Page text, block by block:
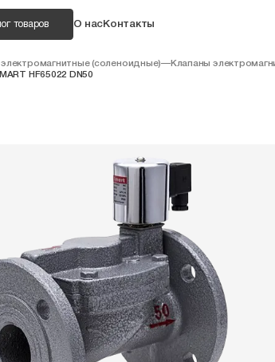
товаров О насКонтакты
(соленоидные)—Клапаны
HF65022 DN50